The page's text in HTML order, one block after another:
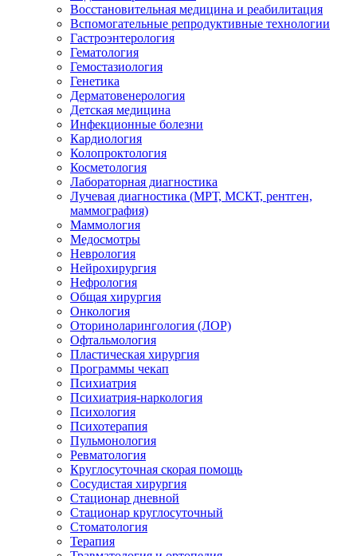
Восстановительная медицина и реабилитация
Вспомогательные репродуктивные технологии
Гастроэнтерология
Гематология
Гемостазиология
Генетика
Дерматовенерология
Детская медицина
Инфекционные болезни
Кардиология
Колопроктология
Косметология
Лабораторная диагностика
Лучевая диагностика (МРТ, МСКТ, рентген,
маммография)
Маммология
Медосмотры
Неврология
Нейрохирургия
Нефрология
Общая хирургия
Онкология
Оториноларингология (ЛОР)
Офтальмология
Пластическая хирургия
Программы чекап
Психиатрия
Психиатрия-наркология
Психология
Психотерапия
Пульмонология
Ревматология
Круглосуточная скорая помощь
Сосудистая хирургия
Стационар дневной
Стационар круглосуточный
Стоматология
Терапия